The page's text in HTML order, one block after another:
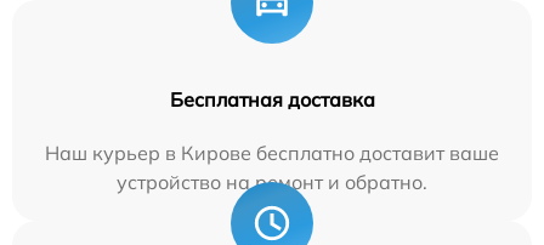
Бесплатная доставка
Наш курьер в Кирове бесплатно доставит ваше
устройство на ремонт и обратно.